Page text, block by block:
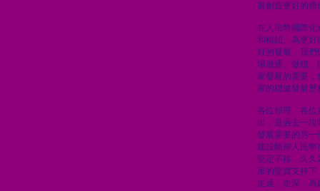
展創造更好的條
在人民幣國際化
和樞紐。為更好
好的發展，我們
場做通、做穩、
家發展的需要，
家的穩健發展歷
各位領導、各位
出，是過去一
發展需要的另一
建設離岸人民幣
堅定不移、久久
家的堅實支持下
走遠、走深，